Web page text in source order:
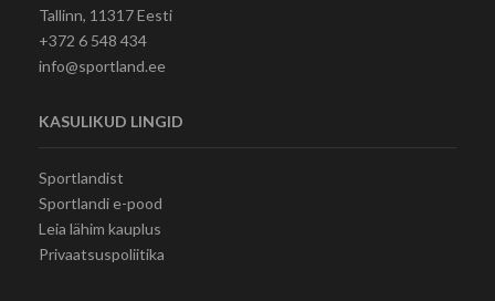
Tallinn, 11317 Eesti
+372 6 548 434
info@sportland.ee
KASULIKUD LINGID
Sportlandist
Sportlandi e-pood
Leia lähim kauplus
Privaatsuspoliitika